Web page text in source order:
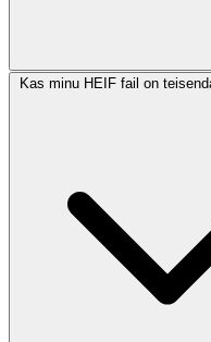
Kas minu HEIF fail on